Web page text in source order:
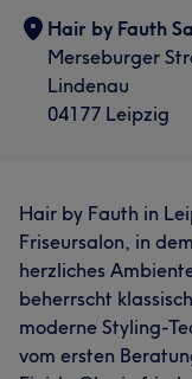
Hair by Fauth
Merseburger
Lindenau
04177 Leipzig
Hair by Fauth in
Friseursalon, in
herzliches
beherrscht
moderne Styling-
vom ersten